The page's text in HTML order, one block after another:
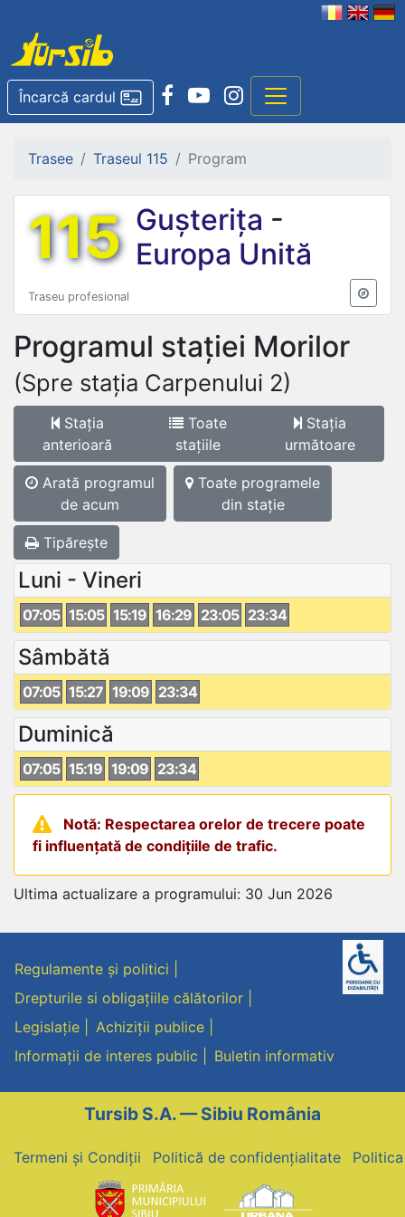
Încarcă cardul
Trasee Traseul 115 Program
115 Gușterița -
Europa Unită
Traseu profesional
Programul stației Morilor
(Spre stația Carpenului 2)
Stația
anterioară
Toate
stațiile
Stația
următoare
Arată programul
de acum
Toate programele
din stație
Tipărește
Luni - Vineri
07:05 15:05 15:19 16:29 23:05 23:34
Sâmbătă
07:05 15:27 19:09 23:34
Duminică
07:05 15:19 19:09 23:34
Notă: Respectarea orelor de trecere poate
fi influențată de condițiile de trafic.
Ultima actualizare a programului: 30 Jun 2026
Regulamente și politici
Drepturile si obligațiile călătorilor
Legislație
Achiziții publice
Informații de interes public
Buletin informativ
Tursib S.A. — Sibiu România
Termeni și Condiții Politică de confidențialitate